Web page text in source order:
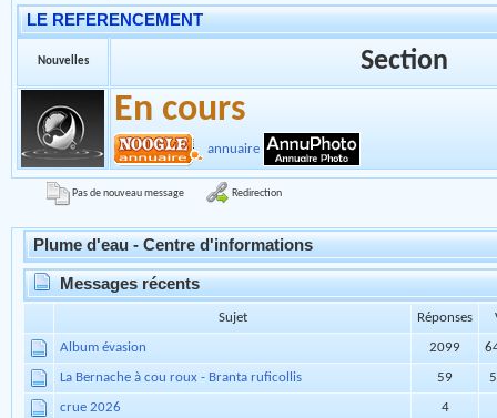
Modérateurs : l'Equipe "Venez
ou forums de nos membres."
LE REFERENCEMENT
Nouvelles
En cours
annuaire
Pas de nouveau message
Plume d'eau - Centre d'informations
Messages récents
Réponses